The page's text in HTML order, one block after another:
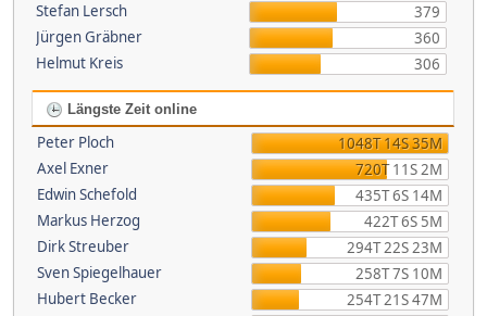
Stefan Lersch
379
Jürgen Gräbner
360
Helmut Kreis
306
Längste Zeit online
Peter Ploch
1048T 14S 35M
Axel Exner
720T 11S 2M
Edwin Schefold
435T 6S 14M
Markus Herzog
422T 6S 5M
Dirk Streuber
294T 22S 23M
Sven Spiegelhauer
258T 7S 10M
Hubert Becker
254T 21S 47M